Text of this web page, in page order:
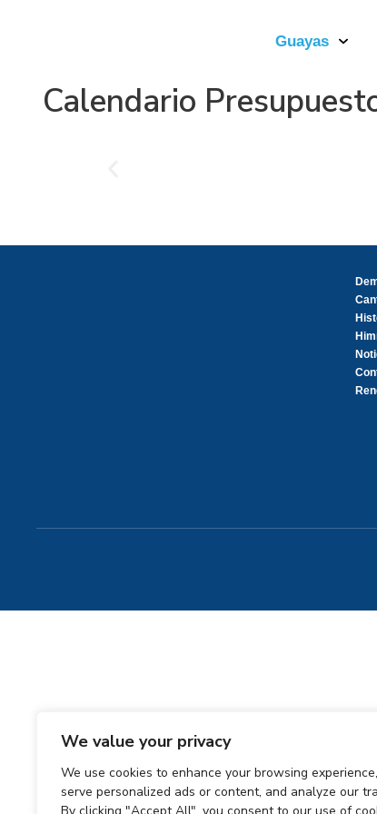
We value your privacy
We use cookies to enhance your browsing experience,
serve personalized ads or content, and analyze our
Guayas
Calendario